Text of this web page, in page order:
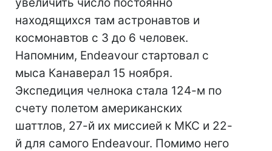
находящихся там астронавтов и
космонавтов с 3 до 6 человек.
Напомним, Endeavour стартовал c
мыса Канаверал 15 ноября.
Экспедиция челнока стала 124-м по
счету полетом американских
шаттлов, 27-й их миссией к МКС и 22-
й для самого Endeavour. Помимо него